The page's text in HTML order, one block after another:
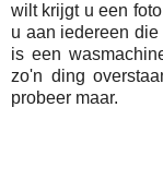
wilt krijgt u een
u aan iedereen
is een
zo'n ding
probeer maar.